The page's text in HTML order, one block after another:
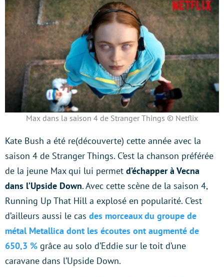
Max dans la saison 4 de Stranger Things © Netflix
Kate Bush a été re(découverte) cette année avec la
saison 4 de Stranger Things. C’est la chanson préférée
de la jeune Max qui lui permet d’échapper à Vecna
dans l’Upside Down. Avec cette scène de la saison 4,
Running Up That Hill a explosé en popularité. C’est
d’ailleurs aussi le cas des morceaux du groupe de
métal Metallica dont les écoutes ont augmenté de
650,3 % grâce au solo d’Eddie sur le toit d’une
caravane dans l’Upside Down.